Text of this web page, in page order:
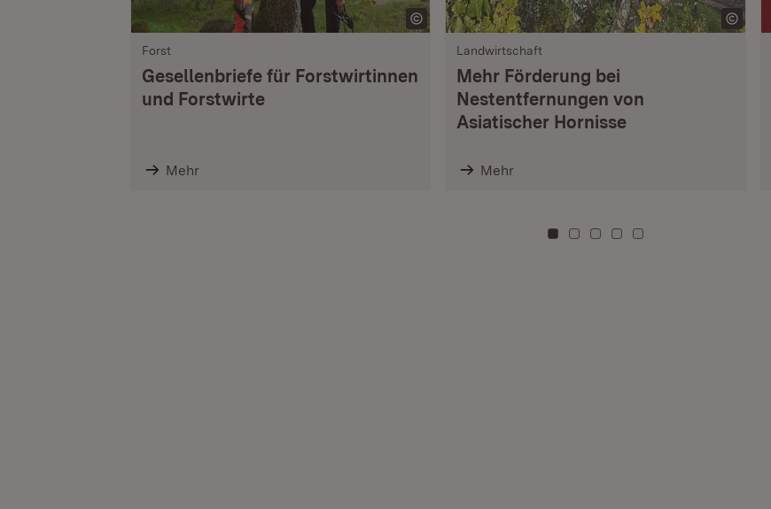
Forst
Gesellenbriefe für Forstwirtinnen
und Forstwirte
Mehr
Landwirtschaft
Mehr Förderung bei
Nestentfernungen von
Asiatischer Hornisse
Mehr
Zu Kachel: 0
Zu Kachel: 3
Zu Kachel: 6
Zu Kachel: 9
Zu Kachel: 12